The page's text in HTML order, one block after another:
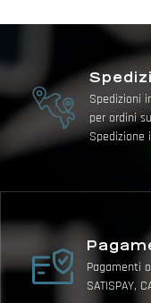
Spedizioni
per ordini
Spedizione
Pagamenti
SATISPAY,